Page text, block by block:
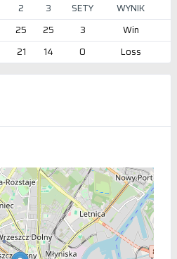
2 3 SETY
WYNIK
25 25 3
Win
21 14 0 Loss